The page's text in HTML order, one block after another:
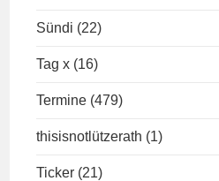
Sündi (22)
Tag x (16)
Termine (479)
thisisnotlützerath (1)
Ticker (21)